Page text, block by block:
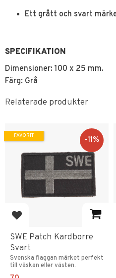
Ett grått och svart
SPECIFIKATION
Dimensioner: 100 x 25 mm.
Färg: Grå
Relaterade produkter
Lägg till i favoriter
SWE Patch Kardborre
Svart
Svenska flaggan märket perfekt
till väskan eller västen.
11%
FAVORIT